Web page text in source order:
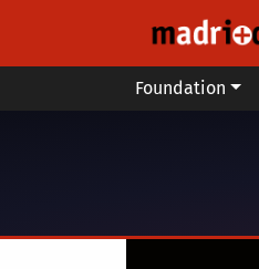
Main menu
Foundation